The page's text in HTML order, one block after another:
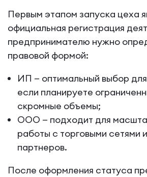
Первым этапом запуска цеха
официальная регистрация
предпринимателю нужно
правовой формой:
ИП — оптимальный выбор
если планируете
скромные объемы;
ООО — подходит для
работы с торговыми сетями
партнеров.
После оформления статуса